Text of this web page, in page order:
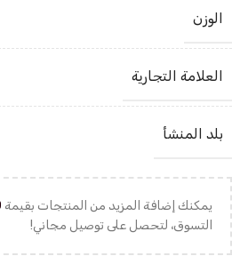
الوزن
العلامة التجارية
بلد المنشأ
يمكنك إضافة المزيد من المنتجات بقيمة
التسوق، لتحصل على توصيل مجاني!